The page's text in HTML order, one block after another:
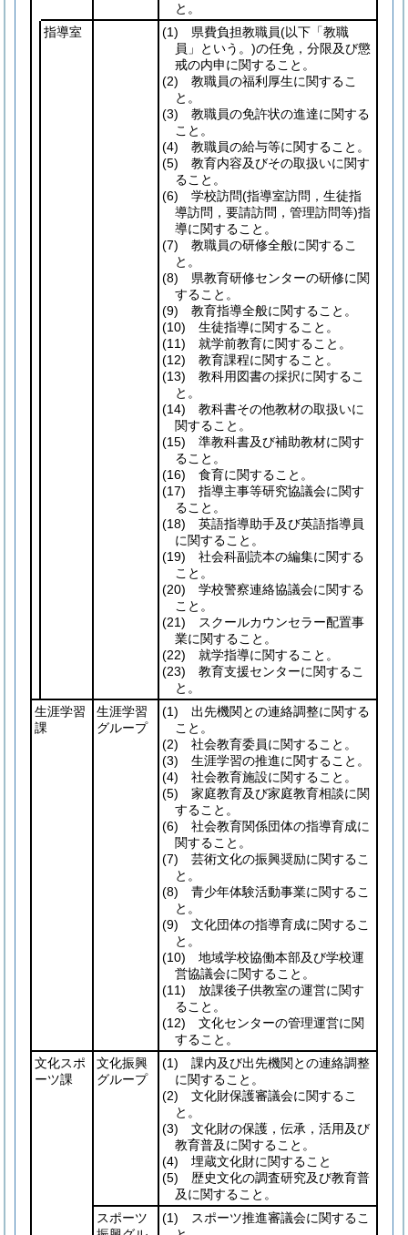
と。
指導室
(1) 県費負担教職員(以下「教職
員」という。)の任免，分限及び懲
戒の内申に関すること。
(2) 教職員の福利厚生に関するこ
と。
(3) 教職員の免許状の進達に関する
こと。
(4) 教職員の給与等に関すること。
(5) 教育内容及びその取扱いに関す
ること。
(6) 学校訪問(指導室訪問，生徒指
導訪問，要請訪問，管理訪問等)指
導に関すること。
(7) 教職員の研修全般に関するこ
と。
(8) 県教育研修センターの研修に関
すること。
(9) 教育指導全般に関すること。
(10) 生徒指導に関すること。
(11) 就学前教育に関すること。
(12) 教育課程に関すること。
(13) 教科用図書の採択に関するこ
と。
(14) 教科書その他教材の取扱いに
関すること。
(15) 準教科書及び補助教材に関す
ること。
(16) 食育に関すること。
(17) 指導主事等研究協議会に関す
ること。
(18) 英語指導助手及び英語指導員
に関すること。
(19) 社会科副読本の編集に関する
こと。
(20) 学校警察連絡協議会に関する
こと。
(21) スクールカウンセラー配置事
業に関すること。
(22) 就学指導に関すること。
(23) 教育支援センターに関するこ
と。
生涯学習
課
生涯学習
グループ
(1) 出先機関との連絡調整に関する
こと。
(2) 社会教育委員に関すること。
(3) 生涯学習の推進に関すること。
(4) 社会教育施設に関すること。
(5) 家庭教育及び家庭教育相談に関
すること。
(6) 社会教育関係団体の指導育成に
関すること。
(7) 芸術文化の振興奨励に関するこ
と。
(8) 青少年体験活動事業に関するこ
と。
(9) 文化団体の指導育成に関するこ
と。
(10) 地域学校協働本部及び学校運
営協議会に関すること。
(11) 放課後子供教室の運営に関す
ること。
(12) 文化センターの管理運営に関
すること。
文化スポ
ーツ課
文化振興
グループ
(1) 課内及び出先機関との連絡調整
に関すること。
(2) 文化財保護審議会に関するこ
と。
(3) 文化財の保護，伝承，活用及び
教育普及に関すること。
(4) 埋蔵文化財に関すること
(5) 歴史文化の調査研究及び教育普
及に関すること。
スポーツ
(1) スポーツ推進審議会に関するこ